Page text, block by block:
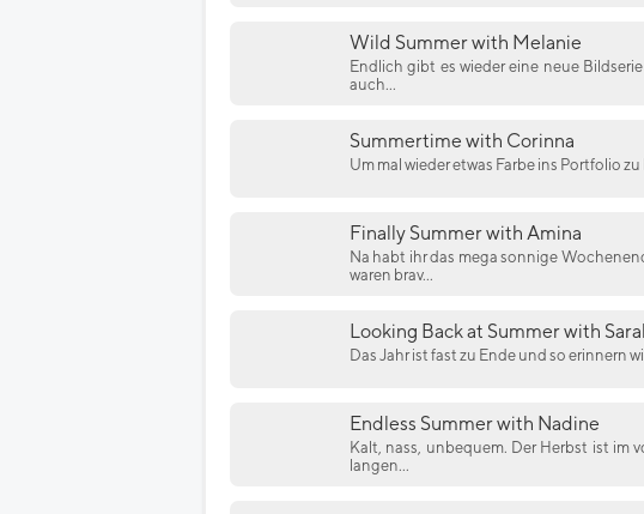
Wild Summer with Melanie
Endlich gibt es wieder eine neue
auch...
Summertime with Corinna
Um mal wieder etwas Farbe ins Portfolio
Finally Summer with Amina
Na habt ihr das mega sonnige
waren brav...
Looking Back at Summer with
Das Jahr ist fast zu Ende und so erinnern
Endless Summer with Nadine
Kalt, nass, unbequem. Der Herbst ist
langen...